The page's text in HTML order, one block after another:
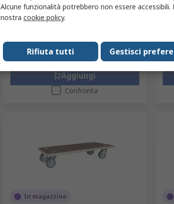
Prezzo per 1 unità
2365,32 € (IVA esclusa)
Aggiungi
Confronta
In magazzino
Alcune funzionalità potrebbero non essere
nostra cookie policy.
Gestisci
Rifiuta tutti